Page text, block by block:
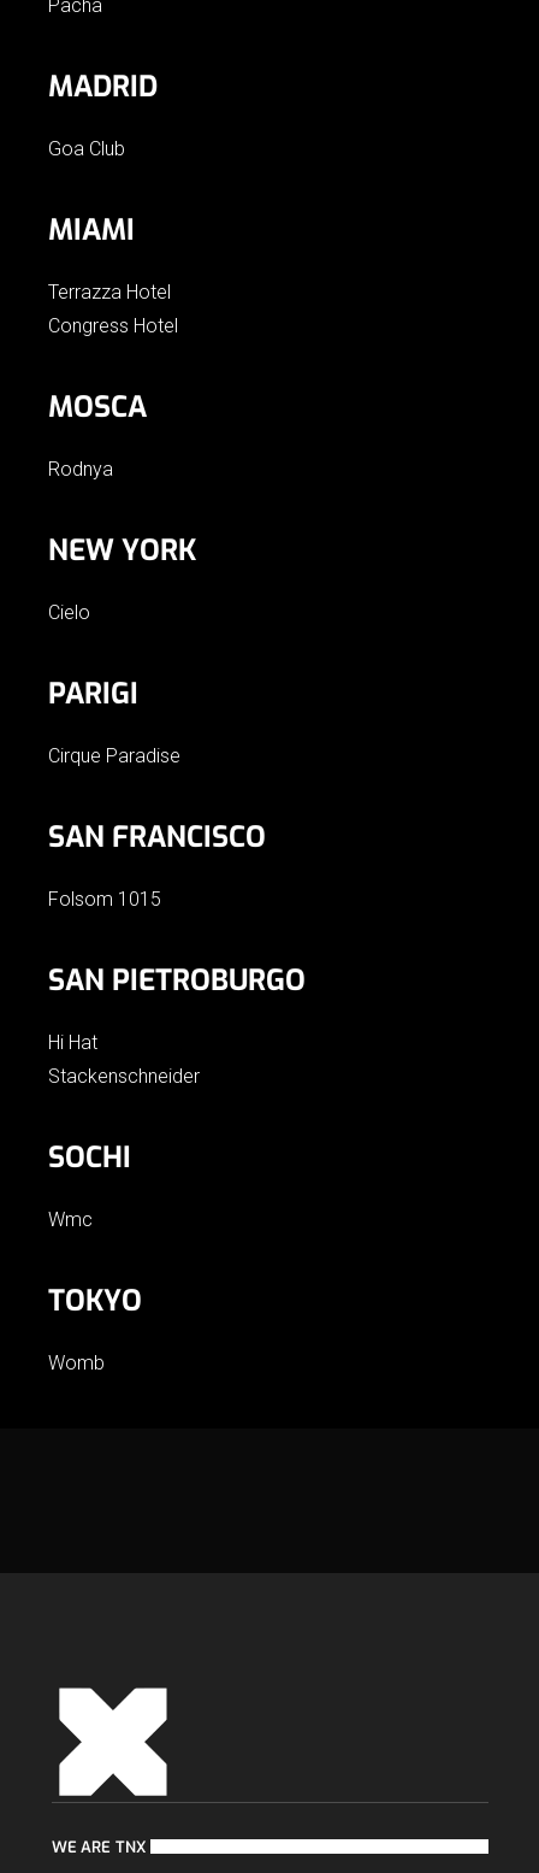
Pacha
MADRID
Goa Club
MIAMI
Terrazza Hotel
Congress Hotel
MOSCA
Rodnya
NEW YORK
Cielo
PARIGI
Cirque Paradise
SAN FRANCISCO
Folsom 1015
SAN PIETROBURGO
Hi Hat
Stackenschneider
SOCHI
Wmc
TOKYO
Womb
WE ARE TNX